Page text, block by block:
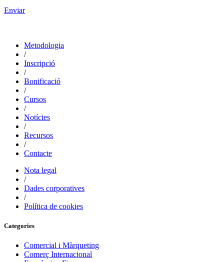
Enviar
Metodologia
/
Inscripció
/
Bonificació
/
Cursos
/
Notícies
/
Recursos
/
Contacte
Nota legal
/
Dades corporatives
/
Política de cookies
Categories
Comercial i Màrqueting
Comerç Internacional